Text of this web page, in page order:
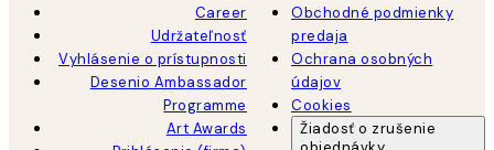
Career
Udržateľnosť
Vyhlásenie o prístupnosti
Desenio Ambassador
Programme
Art Awards
Obchodné podmienky
predaja
Ochrana osobných
údajov
Cookies
Žiadosť o zrušenie